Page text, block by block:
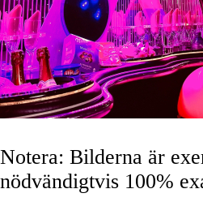
Notera: Bilderna är
nödvändigtvis 100%